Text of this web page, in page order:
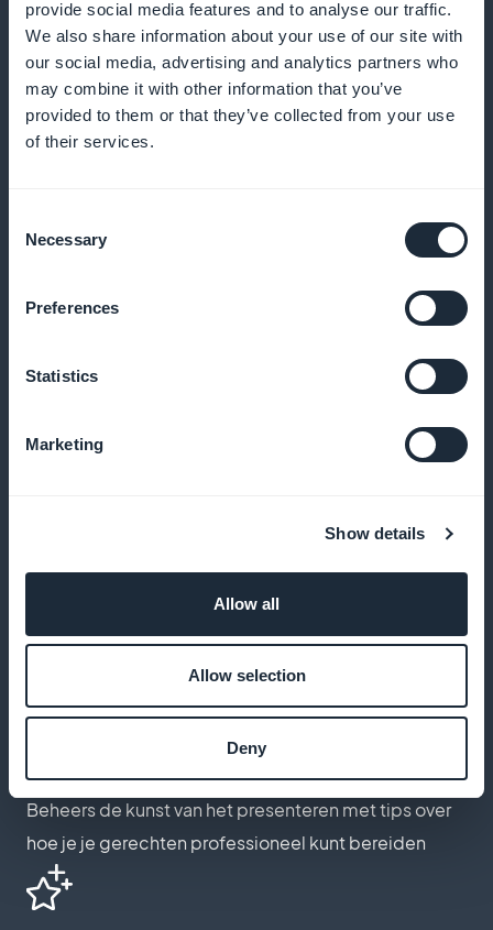
provide social media features and to analyse our traffic.
We also share information about your use of our site with
our social media, advertising and analytics partners who
may combine it with other information that you’ve
provided to them or that they’ve collected from your use
of their services.
Selection
Necessary
Preferences
Statistics
Marketing
Show details
Allow all
Allow selection
Deny
Exclusieve interviews met de chef-koks
Geniet van diepgaande interviews met bekende
Lijsten met zeldzame ingrediënten en
Ontdek waar je de speciale ingrediënten voor deze
Seizoenskalender voor ingrediënten
best zijn om de versheid en kwaliteit van je
gerechten te garanderen
Presentatietips om indruk te maken
Beheers de kunst van het presenteren met tips over
hoe je je gerechten professioneel kunt bereiden